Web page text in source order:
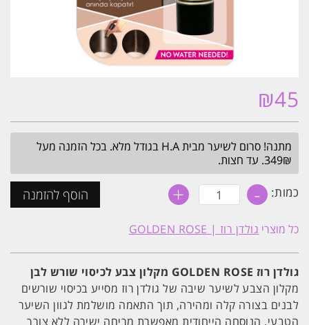
₪45
מתנה! סרום לשיער מבית H.A בגודל מלא. בכל הזמנה מעל
349₪. עד חצות.
כמות: - כמות
של
כיסוי
שורש
-
צבע
חום
שוקולד
GOLDEN
ROSE
גולדן
+ הוסף להזמנה
כל מוצרי גולדן רוז | GOLDEN ROSE
גולדן רוז GOLDEN ROSE מקלון צבע לכיסוי שורש לבן
מקלון הצבע לשיער שיבה של גולדן רוז מסייע בכיסוי שורשים
לבנים בצורה קלה ומהירה, תוך התאמה מושלמת לגוון השיער
הטבעי. הנוסחה הייחודית מאפשרת מריחה ישירה ללא צורך